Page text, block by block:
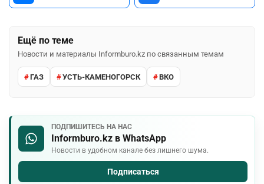
Ещё по теме
Новости и материалы Informburo.kz по связанным темам
ГАЗ УСТЬ-КАМЕНОГОРСК ВКО
ПОДПИШИТЕСЬ НА НАС
Informburo.kz в WhatsApp
Новости в удобном канале без лишнего шума.
Подписаться